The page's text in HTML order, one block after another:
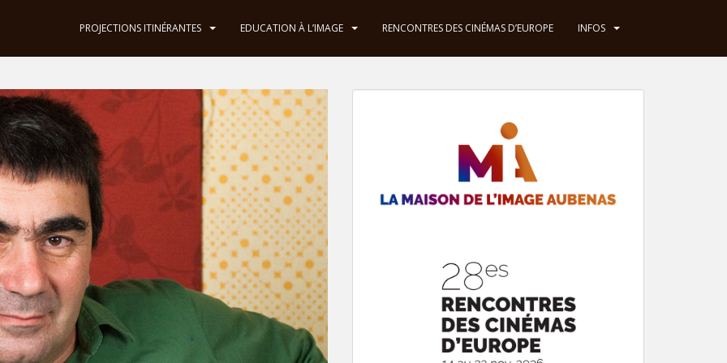
PROJECTIONS ITINÉRANTES EDUCATION À L’IMAGE RENCONTRES DES CINÉMAS D’EUROPE INFOS